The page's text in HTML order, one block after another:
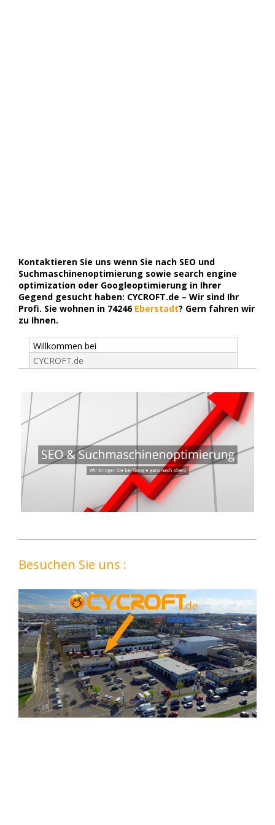
Kontaktieren Sie uns wenn Sie nach SEO und
Suchmaschinenoptimierung sowie search engine
optimization oder Googleoptimierung in Ihrer
Gegend gesucht haben: CYCROFT.de – Wir sind Ihr
Profi. Sie wohnen in 74246 Eberstadt? Gern fahren wir
zu Ihnen.
Willkommen bei
CYCROFT.de
Besuchen Sie uns :